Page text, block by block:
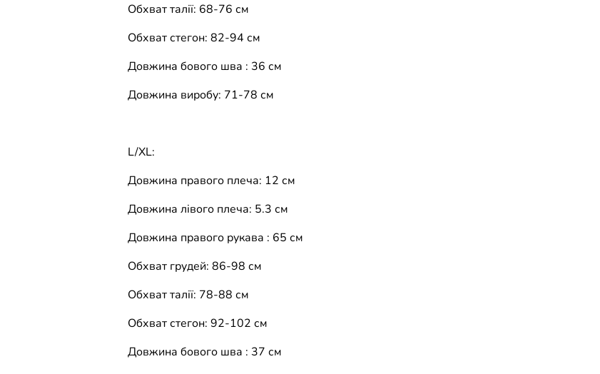
Обхват талії: 68-76 см
Обхват стегон: 82-94 см
Довжина бового шва : 36 см
Довжина виробу: 71-78 см
L/XL:
Довжина правого плеча: 12 см
Довжина лівого плеча: 5.3 см
Довжина правого рукава : 65 см
Обхват грудей: 86-98 см
Обхват талії: 78-88 см
Обхват стегон: 92-102 см
Довжина бового шва : 37 см